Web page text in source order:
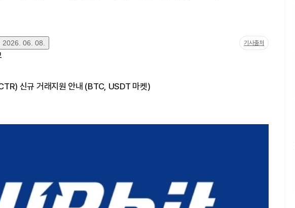
2026. 06. 08. 기사출처
신규 거래지원 안내 (BTC, USDT 마켓)